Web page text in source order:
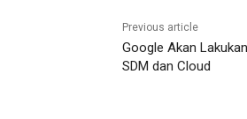
Previous article
Google Akan
SDM dan Cloud